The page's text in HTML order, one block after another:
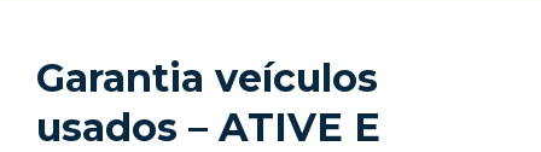
Garantia veículos
usados – ATIVE E